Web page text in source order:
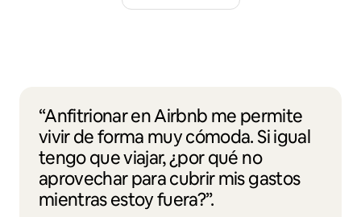
“Anfitrionar en Airbnb me permite
vivir de forma muy cómoda. Si igual
tengo que viajar, ¿por qué no
aprovechar para cubrir mis gastos
mientras estoy fuera?”.